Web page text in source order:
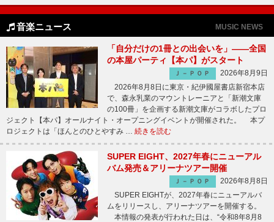
音楽ニュース MUSIC NEWS
「自分だけの1冊との出会いを」――全国
の本屋パーティ【本パ】がスタート
Ｊ－ＰＯＰ
2026年8月9日
2026年8月8日に東京・紀伊國屋書店新宿本店
で、森永乳業のマウントレーニアと「新潮文庫
の100冊」を企画する新潮文庫がコラボしたプロ
ジェクト【本パ】オールナイト・オープニングイベントが開催された。 本プ
ロジェクトは「ほんとのひとやすみ … 続きを読む
SUPER EIGHT、2027年春にニューアル
バム発売＆アリーナツアー開催
Ｊ－ＰＯＰ
2026年8月8日
SUPER EIGHTが、2027年春にニューアルバ
ムをリリースし、アリーナツアーを開催する。
本情報の発表が行われた日は、“令和8年8月8